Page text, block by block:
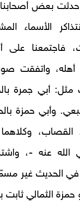
بعض أصحابنا
الأسماء
فاجتمعنا على
واتفقت
مثل: أبي جمرة
وأبي حمزة
القصاب،
عنه -،
في الحديث غير
الثمالي